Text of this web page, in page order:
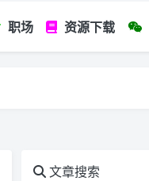
职场 资源下载
文章搜索